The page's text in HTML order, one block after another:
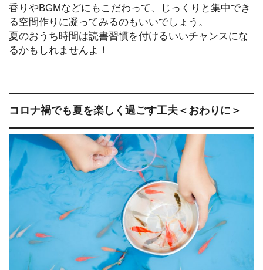
香りやBGMなどにもこだわって、じっくりと集中でき
る空間作りに凝ってみるのもいいでしょう。
夏のおうち時間は読書習慣を付けるいいチャンスにな
るかもしれませんよ！
コロナ禍でも夏を楽しく過ごす工夫＜おわりに＞